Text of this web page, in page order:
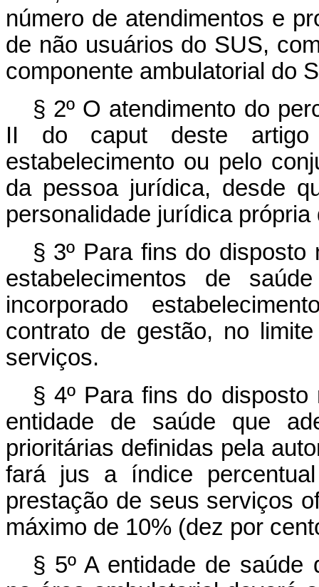
número de atendimentos e
de não usuários do SUS,
componente ambulatorial do
§ 2º O atendimento do
II do caput deste artigo
estabelecimento ou pelo
da pessoa jurídica, desde
personalidade jurídica
§ 3º Para fins do
estabelecimentos de
incorporado
contrato de gestão, no
serviços.
§ 4º Para fins do
entidade de saúde que
prioritárias definidas pela
fará jus a índice
prestação de seus serviços
máximo de 10% (dez por
§ 5º A entidade de saúde